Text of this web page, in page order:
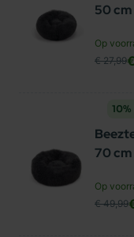
50 cm
Op
€ 27,99
70 cm
Op
€ 49,99